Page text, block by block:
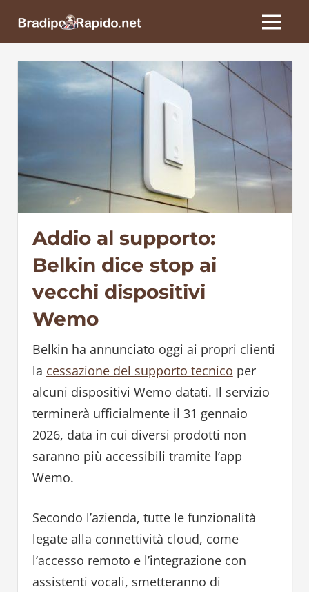
BradipoRapido.net
MENU
Addio al supporto:
Belkin dice stop ai
vecchi dispositivi
Wemo
Belkin ha annunciato oggi ai propri clienti
la cessazione del supporto tecnico per
alcuni dispositivi Wemo datati. Il servizio
terminerà ufficialmente il 31 gennaio
2026, data in cui diversi prodotti non
saranno più accessibili tramite l’app
Wemo.
Secondo l’azienda, tutte le funzionalità
legate alla connettività cloud, come
l’accesso remoto e l’integrazione con
assistenti vocali, smetteranno di